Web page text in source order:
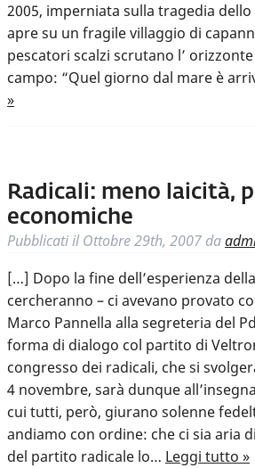
2005, imperniata sulla tragedia
apre su un fragile villaggio di
pescatori scalzi scrutano l’
campo: “Quel giorno dal mare è
»
Radicali: meno laicità,
economiche
Pubblicati ilOttobre 29th, 2007 da
[…] Dopo la fine dell’esperienza
cercheranno – ci avevano provato
Marco Pannella alla segreteria del
forma di dialogo col partito di
congresso dei radicali, che si
4 novembre, sarà dunque
cui tutti, però, giurano solenne
andiamo con ordine: che ci sia aria
del partito radicale lo… Leggi tutto »